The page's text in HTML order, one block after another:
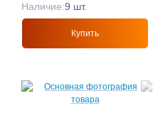
Наличие:9 шт.
Купить